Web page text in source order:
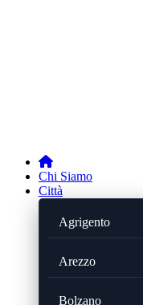
Chi Siamo
Città
Agrigento
Arezzo
Bolzano